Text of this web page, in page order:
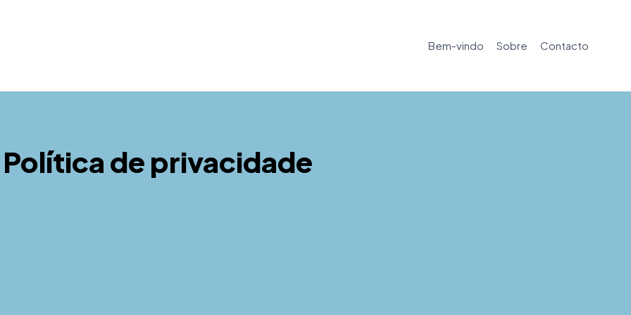
Bem-vindo Sobre Contacto
Política de privacidade